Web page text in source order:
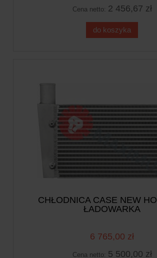
Cena netto: 2 456,67 zł
do koszyka
CHŁODNICA CASE NEW
ŁADOWARKA
6 765,00 zł
Cena netto: 5 500,00 zł